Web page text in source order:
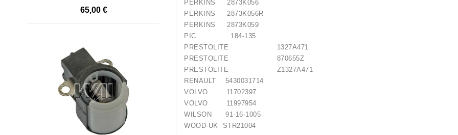
65,00 € 21,00 €
Išparduota
PERKINS 2873K056
PERKINS 2873K056R
PERKINS 2873K059
PIC 184-135
PRESTOLITE 1327A471
PRESTOLITE 870655Z
PRESTOLITE Z1327A471
RENAULT 5430031714
VOLVO 11702397
VOLVO 11997954
WILSON 91-16-1005
WOOD-UK STR21004